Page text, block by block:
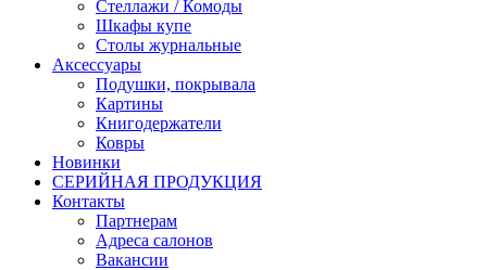
Стеллажи / Комоды
Шкафы купе
Столы журнальные
Аксессуары
Подушки, покрывала
Картины
Книгодержатели
Ковры
Новинки
СЕРИЙНАЯ ПРОДУКЦИЯ
Контакты
Партнерам
Адреса салонов
Вакансии